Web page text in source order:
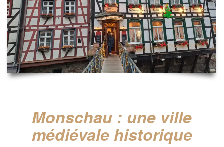
Monschau : une ville
médiévale historique